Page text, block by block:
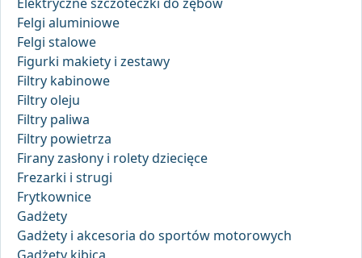
Felgi aluminiowe
Felgi stalowe
Figurki makiety i zestawy
Filtry kabinowe
Filtry oleju
Filtry paliwa
Filtry powietrza
Firany zasłony i rolety dziecięce
Frezarki i strugi
Frytkownice
Gadżety
Gadżety i akcesoria do sportów motorowych